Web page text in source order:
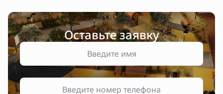
Оставьте заявку